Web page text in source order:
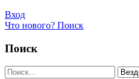
Вход
Что нового? Поиск
Поиск